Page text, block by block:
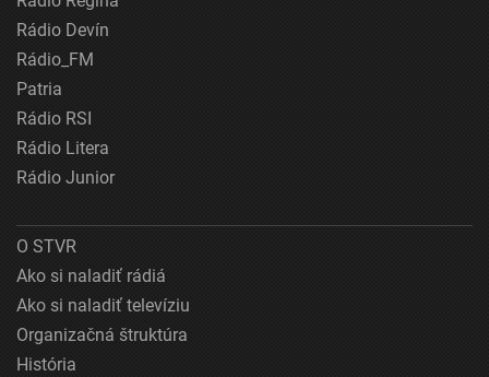
Rádio Devín
Rádio_FM
Patria
Rádio RSI
Rádio Litera
Rádio Junior
O STVR
Ako si naladiť rádiá
Ako si naladiť televíziu
Organizačná štruktúra
História